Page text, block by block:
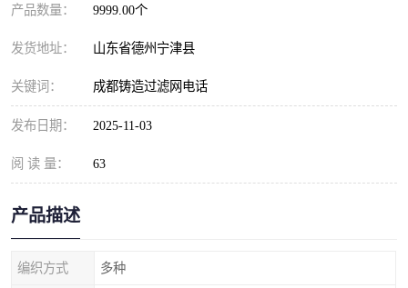
产品数量： 9999.00个
发货地址： 山东省德州宁津县
关键词： 成都铸造过滤网电话
发布日期： 2025-11-03
阅 读 量： 63
产品描述
编织方式 多种